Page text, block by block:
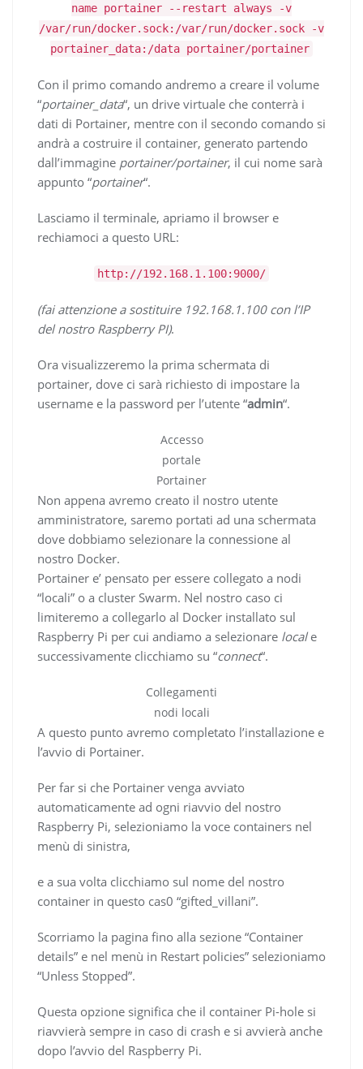
name portainer --restart always -v
/var/run/docker.sock:/var/run/docker.sock -v
portainer_data:/data portainer/portainer
Con il primo comando andremo a creare il volume
“portainer_data“, un drive virtuale che conterrà i
dati di Portainer, mentre con il secondo comando si
andrà a costruire il container, generato partendo
dall’immagine portainer/portainer, il cui nome sarà
appunto “portainer“.
Lasciamo il terminale, apriamo il browser e
rechiamoci a questo URL:
http://192.168.1.100:9000/
(fai attenzione a sostituire 192.168.1.100 con l’IP
del nostro Raspberry PI).
Ora visualizzeremo la prima schermata di
portainer, dove ci sarà richiesto di impostare la
username e la password per l’utente “admin“.
Accesso
portale
Portainer
Non appena avremo creato il nostro utente
amministratore, saremo portati ad una schermata
dove dobbiamo selezionare la connessione al
nostro Docker.
Portainer e’ pensato per essere collegato a nodi
“locali” o a cluster Swarm. Nel nostro caso ci
limiteremo a collegarlo al Docker installato sul
Raspberry Pi per cui andiamo a selezionare locale
successivamente clicchiamo su “connect“.
Collegamenti
nodi locali
A questo punto avremo completato l’installazione e
l’avvio di Portainer.
Per far si che Portainer venga avviato
automaticamente ad ogni riavvio del nostro
Raspberry Pi, selezioniamo la voce containers nel
menù di sinistra,
e a sua volta clicchiamo sul nome del nostro
container in questo cas0 “gifted_villani”.
Scorriamo la pagina fino alla sezione “Container
details” e nel menù in Restart policies” selezioniamo
“Unless Stopped”.
Questa opzione significa che il container Pi-hole si
riavvierà sempre in caso di crash e si avvierà anche
dopo l’avvio del Raspberry Pi.